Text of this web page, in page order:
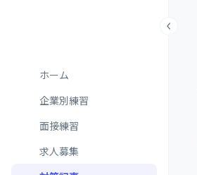
ホーム
企業別練習
面接練習
求人募集